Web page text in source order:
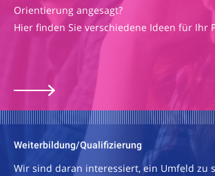
Orientierung angesagt?
Hier finden Sie verschiedene Ideen für Ihr
Weiterbildung/Qualifizierung
Wir sind daran interessiert, ein Umfeld zu